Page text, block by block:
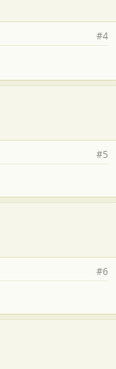
#4
#5
#6